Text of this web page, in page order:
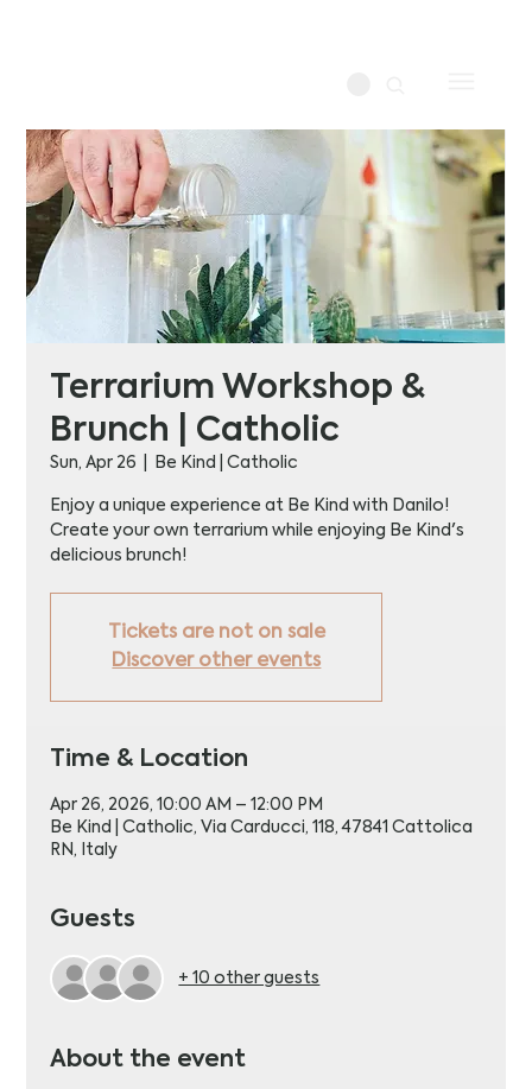
Terrarium Workshop &
Brunch | Catholic
Sun, Apr 26 Be Kind | Catholic
Enjoy a unique experience at Be Kind with Danilo!
Create your own terrarium while enjoying Be Kind's
delicious brunch!
Tickets are not on sale
Discover other events
Time & Location
Apr 26, 2026, 10:00 AM – 12:00 PM
Be Kind | Catholic, Via Carducci, 118, 47841 Cattolica
RN, Italy
Guests
+ 10 other guests
About the event